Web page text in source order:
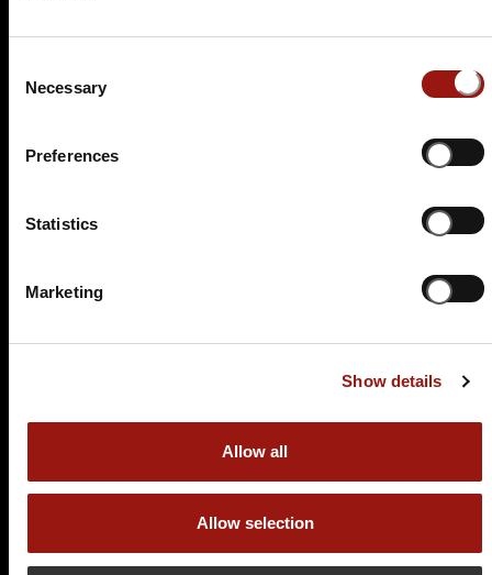
Selection
Necessary
Preferences
Statistics
Marketing
Show details
Allow all
Allow selection
Auf der Karte anzeigen
Am Hungerbachweg 1
86899 Landsberg am Lech